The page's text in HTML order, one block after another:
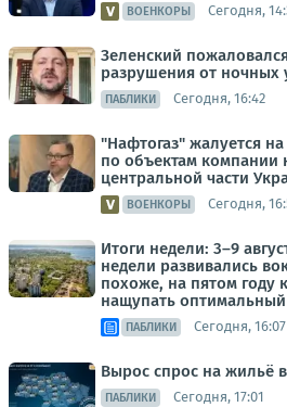
ВОЕНКОРЫ Сегодня,
Зеленский
разрушения от ночных
ПАБЛИКИ Сегодня, 16:42
"Нафтогаз" жалуется
по объектам компании
центральной части
ВОЕНКОРЫ Сегодня,
Итоги недели: 3–9
недели развивались
похоже, на пятом году
нащупать
ПАБЛИКИ Сегодня, 16:07
Вырос спрос на жильё
ПАБЛИКИ Сегодня, 17:01